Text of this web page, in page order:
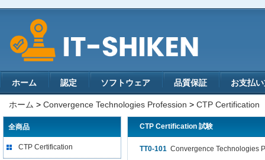
ホーム 認定 ソフトウェア 品質保証 お支払
ホーム > Convergence Technologies Profession > CTP Certification
全商品
CTP Certification
CTP Certification 試験
TT0-101 Convergence Technologies